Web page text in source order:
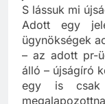
S lássuk mi
Adott egy
ügynökségek
– az adott pr-
álló – újságíró
egy is csak